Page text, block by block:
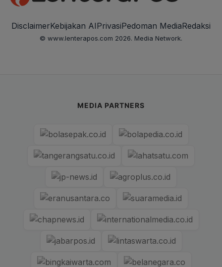
DisclaimerKebijakan AIPrivasiPedoman MediaRedaksi
© www.lenterapos.com 2026. Media Network.
MEDIA PARTNERS